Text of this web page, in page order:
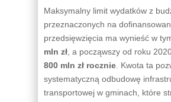
Maksymalny limit wydatków z
przeznaczonych na
przedsięwzięcia ma wynieść w
mln zł , a począwszy od roku
800 mln zł rocznie . Kwota ta
systematyczną odbudowę
transportowej w gminach, które